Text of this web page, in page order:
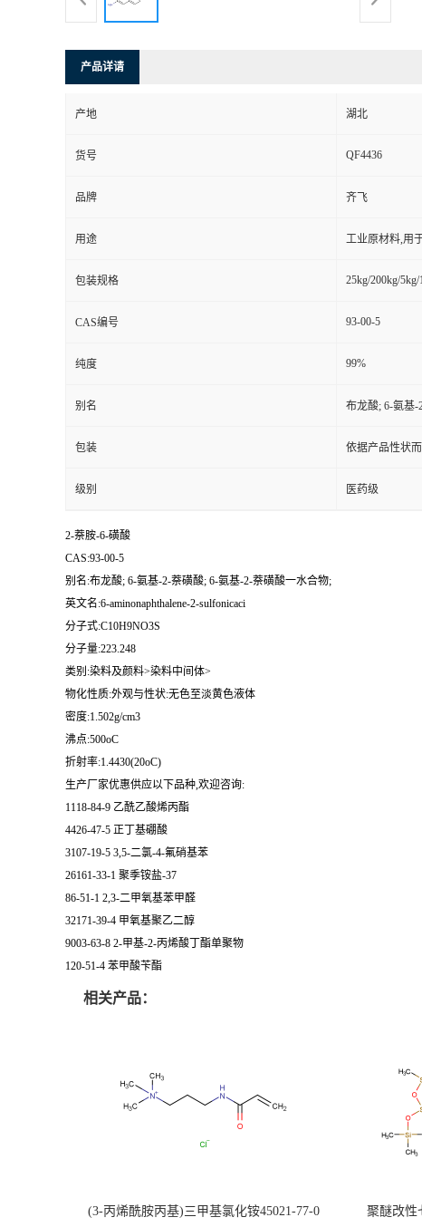
产品详请
产地 湖北
货号 QF4436
品牌 齐飞
用途 工业原材料,用
包装规格 25kg/200kg/5kg/
CAS编号 93-00-5
纯度 99%
别名 布龙酸; 6-氨基-
包装 依据产品性状
级别 医药级
2-萘胺-6-磺酸
CAS:93-00-5
别名:布龙酸; 6-氨基-2-萘磺酸; 6-氨基-2-萘磺酸一水合物;
英文名:6-aminonaphthalene-2-sulfonicaci
分子式:C10H9NO3S
分子量:223.248
类别:染料及颜料>染料中间体>
物化性质:外观与性状:无色至淡黄色液体
密度:1.502g/cm3
沸点:500oC
折射率:1.4430(20oC)
生产厂家优惠供应以下品种,欢迎咨询:
1118-84-9 乙酰乙酸烯丙酯
4426-47-5 正丁基硼酸
3107-19-5 3,5-二氯-4-氟硝基苯
26161-33-1 聚季铵盐-37
86-51-1 2,3-二甲氧基苯甲醛
32171-39-4 甲氧基聚乙二醇
9003-63-8 2-甲基-2-丙烯酸丁酯单聚物
120-51-4 苯甲酸苄酯
相关产品：
(3-丙烯酰胺丙基)三甲基氯化铵45021-77-0 聚醚改性